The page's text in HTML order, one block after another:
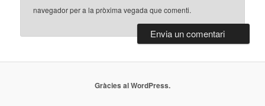
navegador per a la pròxima vegada que comenti.
Gràcies al WordPress.